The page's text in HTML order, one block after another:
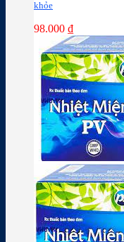
khỏe
98.000 ₫